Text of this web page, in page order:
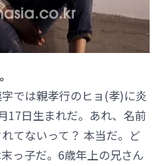
では親孝行のヒョ(孝)に炎
17日生まれだ。あれ、名前
てないって？ 本当だ。ど
っ子だ。6歳年上の兄さん